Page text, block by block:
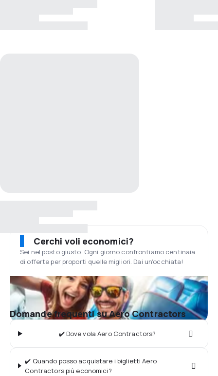
Cerchi voli economici?
Sei nel posto giusto. Ogni giorno confrontiamo centinaia
di offerte per proporti quelle migliori. Dai un'occhiata!
Domande frequenti su Aero Contractors
✔️ Dove vola Aero Contractors?
✔️ Quando posso acquistare i biglietti Aero
Contractors più economici?